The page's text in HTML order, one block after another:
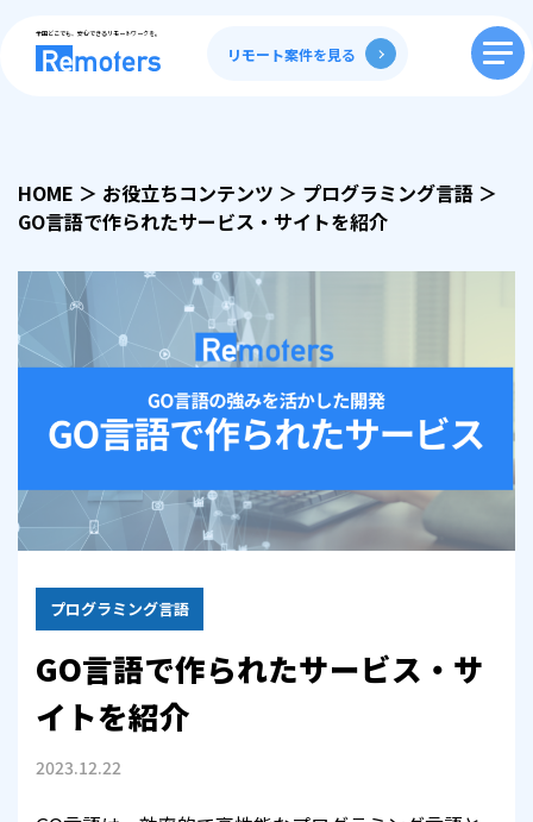
全国どこでも、安心できるリモートワークを。
リモート案件を見る
HOME ＞ お役立ちコンテンツ ＞ プログラミング言語 ＞
GO言語で作られたサービス・サイトを紹介
プログラミング言語
GO言語で作られたサービス・サ
イトを紹介
2023.12.22